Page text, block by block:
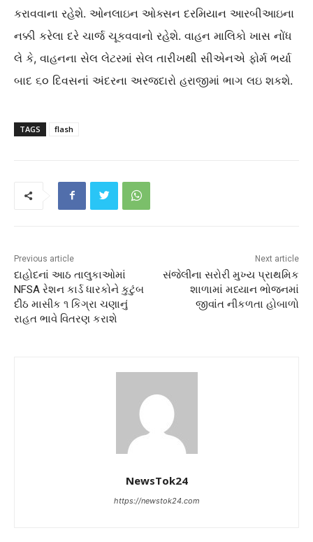
કરાવવાના રહેશે. ઓનલાઇન ઓક્સન દરમિયાન આરબીઆઇના
નક્કી કરેલા દરે ચાર્જ ચૂકવવાનો રહેશે. વાહન માલિકો ખાસ નોંધ
લે કે, વાહનના સેલ લેટરમાં સેલ તારીખથી સીએનએ ફોર્મ ભર્યા
બાદ ૬૦ દિવસનાં અંદરના અરજદારો હરાજીમાં ભાગ લઇ શકશે.
TAGS flash
Previous article
દાહોદનાં આઠ તાલુકાઓમાં
NFSA રેશન કાર્ડ ધારકોને કુટુંબ
દીઠ માસીક ૧ કિગ્રા ચણાનું
રાહત ભાવે વિતરણ કરાશે
Next article
સંજેલીના સરોરી મુખ્ય પ્રાથમિક
શાળામાં મધ્યાન ભોજનમાં
જીવાંત નીકળતા હોબાળો
NewsTok24
https://newstok24.com